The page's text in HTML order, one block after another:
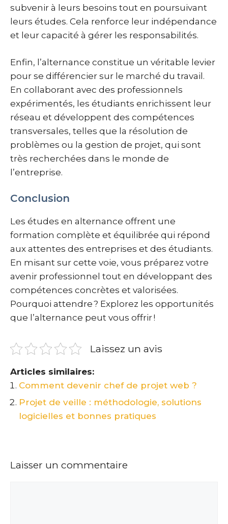
subvenir à leurs besoins tout en poursuivant
leurs études. Cela renforce leur indépendance
et leur capacité à gérer les responsabilités.
Enfin, l’alternance constitue un véritable levier
pour se différencier sur le marché du travail.
En collaborant avec des professionnels
expérimentés, les étudiants enrichissent leur
réseau et développent des compétences
transversales, telles que la résolution de
problèmes ou la gestion de projet, qui sont
très recherchées dans le monde de
l’entreprise.
Conclusion
Les études en alternance offrent une
formation complète et équilibrée qui répond
aux attentes des entreprises et des étudiants.
En misant sur cette voie, vous préparez votre
avenir professionnel tout en développant des
compétences concrètes et valorisées.
Pourquoi attendre ? Explorez les opportunités
que l’alternance peut vous offrir !
Laissez un avis
Articles similaires:
Comment devenir chef de projet web ?
Projet de veille : méthodologie, solutions
logicielles et bonnes pratiques
Laisser un commentaire